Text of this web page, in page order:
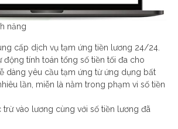
năng
cấp dịch vụ tạm ứng tiền lương 24/24.
tính toán tổng số tiền tối đa cho
dàng yêu cầu tạm ứng từ ứng dụng bất
lần, miễn là nằm trong phạm vi số tiền
trừ vào lương cùng với số tiền lương đã